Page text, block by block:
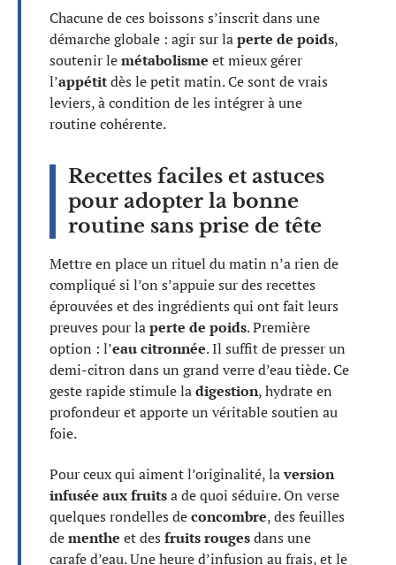
Chacune de ces boissons s’inscrit dans une
démarche globale : agir sur laperte de poids,
soutenir lemétabolisme et mieux gérer
l’appétitdès le petit matin. Ce sont de vrais
leviers, à condition de les intégrer à une
routine cohérente.
Recettes faciles et astuces
pour adopter la bonne
routine sans prise de tête
Mettre en place un rituel du matin n’a rien de
compliqué si l’on s’appuie sur des recettes
éprouvées et des ingrédients qui ont fait leurs
preuves pour laperte de poids. Première
option : l’eau citronnée. Il suffit de presser un
demi-citron dans un grand verre d’eau tiède. Ce
geste rapide stimule ladigestion, hydrate en
profondeur et apporte un véritable soutien au
foie.
Pour ceux qui aiment l’originalité, laversion
infusée aux fruitsa de quoi séduire. On verse
quelques rondelles deconcombre, des feuilles
dementhe et des fruits rougesdans une
carafe d’eau. Une heure d’infusion au frais, et le